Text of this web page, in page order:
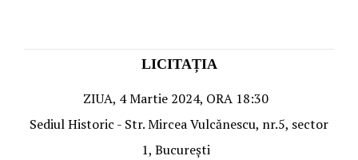
LICITAȚIA
ZIUA, 4 Martie 2024, ORA 18:30
Sediul Historic - Str. Mircea Vulcănescu, nr.5, sector
1, Bucureşti